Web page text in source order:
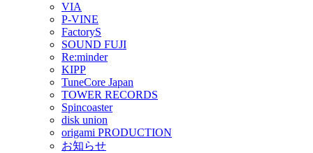
VIA
P-VINE
FactoryS
SOUND FUJI
Re:minder
KIPP
TuneCore Japan
TOWER RECORDS
Spincoaster
disk union
origami PRODUCTION
お知らせ